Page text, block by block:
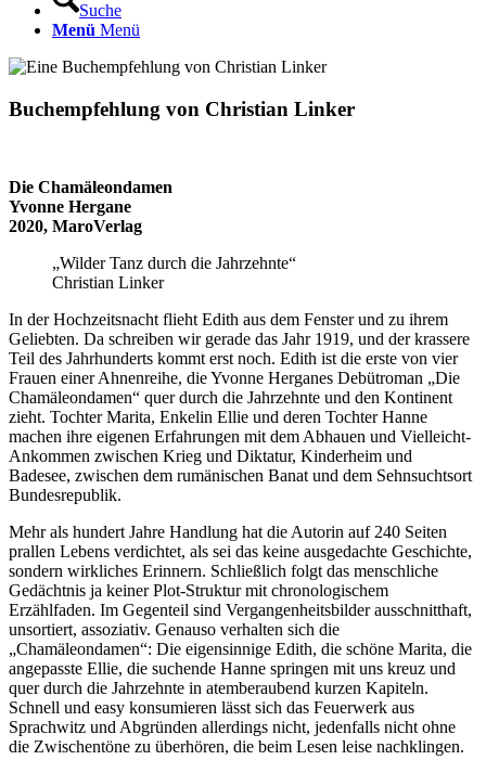
Suche
Menü Menü
Buchempfehlung von Christian Linker
Die Chamäleondamen
Yvonne Hergane
2020, MaroVerlag
„Wilder Tanz durch die Jahrzehnte“
Christian Linker
In der Hochzeitsnacht flieht Edith aus dem Fenster und zu ihrem
Geliebten. Da schreiben wir gerade das Jahr 1919, und der krassere
Teil des Jahrhunderts kommt erst noch. Edith ist die erste von vier
Frauen einer Ahnenreihe, die Yvonne Herganes Debütroman „Die
Chamäleondamen“ quer durch die Jahrzehnte und den Kontinent
zieht. Tochter Marita, Enkelin Ellie und deren Tochter Hanne
machen ihre eigenen Erfahrungen mit dem Abhauen und Vielleicht-
Ankommen zwischen Krieg und Diktatur, Kinderheim und
Badesee, zwischen dem rumänischen Banat und dem Sehnsuchtsort
Bundesrepublik.
Mehr als hundert Jahre Handlung hat die Autorin auf 240 Seiten
prallen Lebens verdichtet, als sei das keine ausgedachte Geschichte,
sondern wirkliches Erinnern. Schließlich folgt das menschliche
Gedächtnis ja keiner Plot-Struktur mit chronologischem
Erzählfaden. Im Gegenteil sind Vergangenheitsbilder ausschnitthaft,
unsortiert, assoziativ. Genauso verhalten sich die
„Chamäleondamen“: Die eigensinnige Edith, die schöne Marita, die
angepasste Ellie, die suchende Hanne springen mit uns kreuz und
quer durch die Jahrzehnte in atemberaubend kurzen Kapiteln.
Schnell und easy konsumieren lässt sich das Feuerwerk aus
Sprachwitz und Abgründen allerdings nicht, jedenfalls nicht ohne
die Zwischentöne zu überhören, die beim Lesen leise nachklingen.